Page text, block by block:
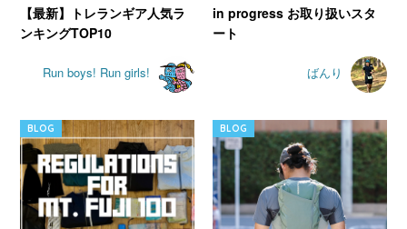
【最新】トレランギア人気ラ
ンキングTOP10
Run boys! Run girls!
in progress お取り扱いスタ
ート
ばんり
BLOG BLOG